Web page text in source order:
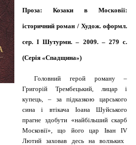
Проза: Козаки в Московії:
історичний роман / Худож. оформл.
сер. І Шутурми. – 2009. – 279 с.
(Серія «Спадщина»)
Головний герой роману –
Григорій Трембецький, лицар і
купець, – за підказкою царського
сина і втікача Іоана Шуйського
прагне здобути «найбільший скарб
Московії», що його цар Іван ІV
Лютий заховав десь на волзьких